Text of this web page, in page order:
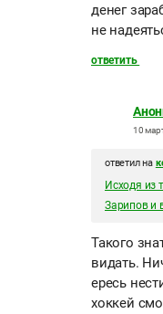
денег
не
ответить
10
ответил на
Исходя из
Зарипов и
Такого
видать.
ересь
хоккей